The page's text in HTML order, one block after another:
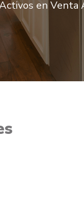
en Venta